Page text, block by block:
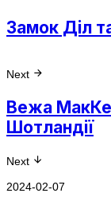
Замок Діл
Next
Вежа
Шотландії
Next
2024-02-07